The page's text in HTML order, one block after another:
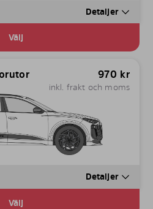
Detaljer
Välj
970 kr
inkl. frakt och moms
Detaljer
Välj